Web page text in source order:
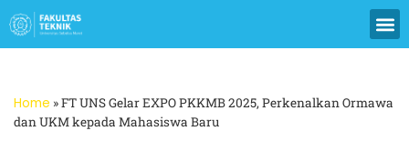
Home »FT UNS Gelar EXPO PKKMB 2025, Perkenalkan Ormawa
dan UKM kepada Mahasiswa Baru